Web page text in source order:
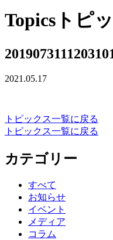
Topics トピ
2021.05.17
トピックス一覧に戻る
トピックス一覧に戻る
カテゴリー
すべて
お知らせ
イベント
メディア
コラム